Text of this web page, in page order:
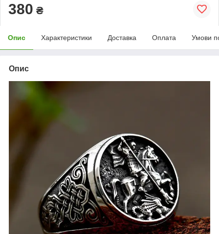
380 ₴
Опис Характеристики Доставка Оплата Умови
Опис